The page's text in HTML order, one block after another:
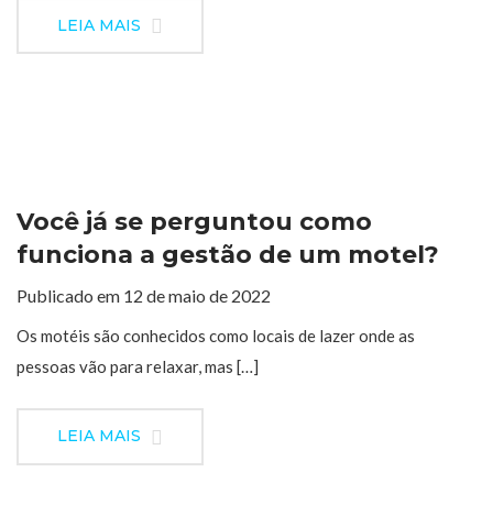
LEIA MAIS
Você já se perguntou como
funciona a gestão de um motel?
Publicado em 12 de maio de 2022
Os motéis são conhecidos como locais de lazer onde as
pessoas vão para relaxar, mas […]
LEIA MAIS